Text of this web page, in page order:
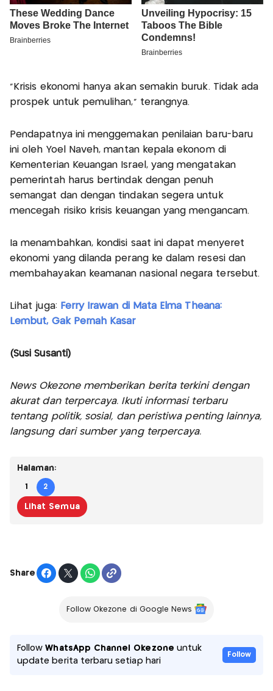
"Krisis ekonomi hanya akan semakin buruk. Tidak ada
prospek untuk pemulihan," terangnya.
Pendapatnya ini menggemakan penilaian baru-baru
ini oleh Yoel Naveh, mantan kepala ekonom di
Kementerian Keuangan Israel, yang mengatakan
pemerintah harus bertindak dengan penuh
semangat dan dengan tindakan segera untuk
mencegah risiko krisis keuangan yang mengancam.
Ia menambahkan, kondisi saat ini dapat menyeret
ekonomi yang dilanda perang ke dalam resesi dan
membahayakan keamanan nasional negara tersebut.
Lihat juga: Ferry Irawan di Mata Elma Theana:
Lembut, Gak Pernah Kasar
(Susi Susanti)
News Okezone memberikan berita terkini dengan
akurat dan terpercaya. Ikuti informasi terbaru
tentang politik, sosial, dan peristiwa penting lainnya,
langsung dari sumber yang terpercaya.
Halaman:
1 2
Lihat Semua
Share
Follow Okezone di Google News
FollowWhatsApp Channel Okezone untuk
update berita terbaru setiap hari
Follow